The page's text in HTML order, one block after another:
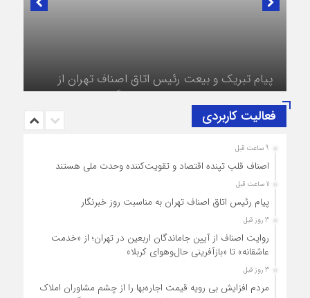
در لبیک به تصمیم سرنوشت‌ساز مجلس خبرگان رهبری؛
فعالیت کاربردی
9 ساعت قبل
اصناف قلب تپنده اقتصاد و تقویت‌کننده وحدت ملی هستند
11 ساعت قبل
پیام رئیس اتاق اصناف تهران به مناسبت روز خبرنگار
3 روز قبل
روایت اصناف از آیین جاماندگان اربعین در تهران؛ از «خدمت
عاشقانه» تا «بازآفرینی حال‌وهوای کربلا»
3 روز قبل
مردم افزایش بی رویه قیمت اجاره‌بها را از چشم مشاوران املاک